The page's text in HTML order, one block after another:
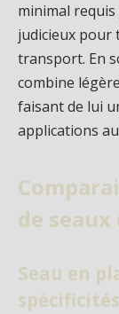
minimal
judicieux pour
transport. En
combine
faisant de lui
applications
de
Seau en